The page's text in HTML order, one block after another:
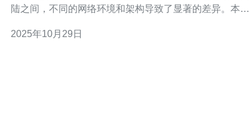
陆之间，不同的网络环境和架构导致了显著的差异。本文
影响。 以下是我们文章的三大精华要点： 1. 地理位置与网
2025年10月29日